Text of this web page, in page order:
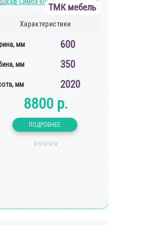
ТМК мебель
Характеристики
мм 600
мм 350
мм 2020
8800 р.